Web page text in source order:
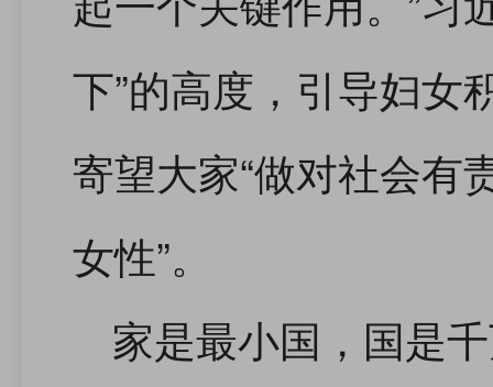
下”的高度，引导妇女
寄望大家“做对社会有
女性”。
家是最小国，国是